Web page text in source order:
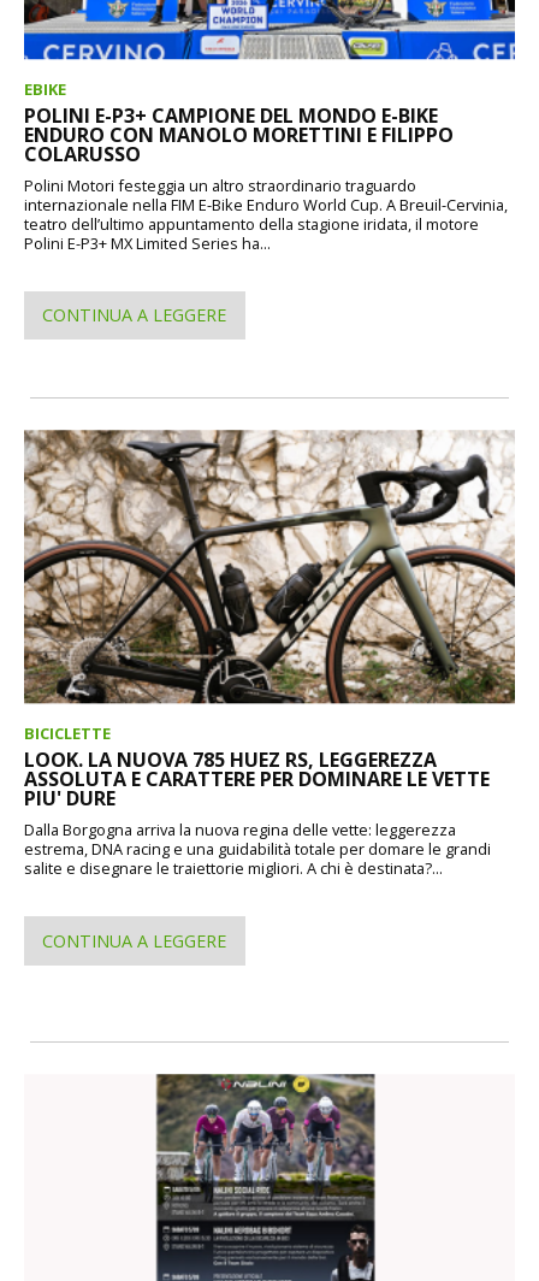
EBIKE
POLINI E-P3+ CAMPIONE DEL MONDO E-BIKE
ENDURO CON MANOLO MORETTINI E FILIPPO
COLARUSSO
Polini Motori festeggia un altro straordinario traguardo
internazionale nella FIM E-Bike Enduro World Cup. A Breuil-Cervinia,
teatro dell’ultimo appuntamento della stagione iridata, il motore
Polini E-P3+ MX Limited Series ha...
CONTINUA A LEGGERE
BICICLETTE
LOOK. LA NUOVA 785 HUEZ RS, LEGGEREZZA
ASSOLUTA E CARATTERE PER DOMINARE LE VETTE
PIU' DURE
Dalla Borgogna arriva la nuova regina delle vette: leggerezza
estrema, DNA racing e una guidabilità totale per domare le grandi
salite e disegnare le traiettorie migliori. A chi è destinata?...
CONTINUA A LEGGERE